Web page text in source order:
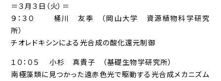
＝３月３日（火）＝
９：３０ 桶川 友季 （岡山大学 資源植物科学研究
所）
チオレドキシンによる光合成の酸化還元制御
１０：０５ 小杉 真貴子 （基礎生物学研究所）
南極藻類に見つかった遠赤色光で駆動する光合成メカニズム